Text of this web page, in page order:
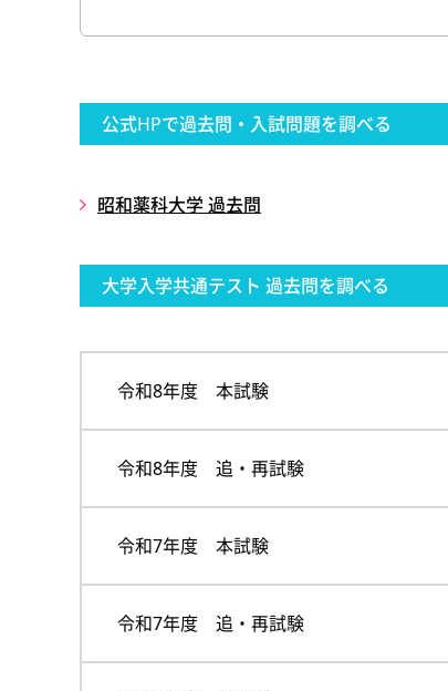
公式HPで過去問・入試問題を調べる
昭和薬科大学 過去問
大学入学共通テスト 過去問を調べる
令和8年度 本試験
令和8年度 追・再試験
令和7年度 本試験
令和7年度 追・再試験